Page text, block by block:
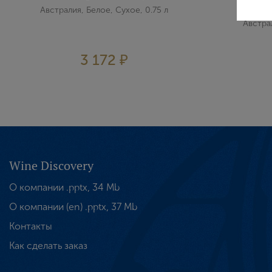
Австралия, Белое, Сухое, 0.75 л
3 172 ₽
Wine Discovery
О компании .pptx, 34 Mb
О компании (en) .pptx, 37 Mb
Контакты
Как сделать заказ